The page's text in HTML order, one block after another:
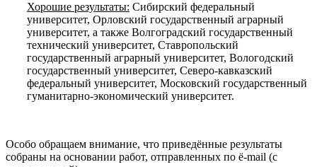
Хорошие результаты: Сибирский федеральный
университет, Орловский государственный аграрный
университет, а также Волгоградский государственный
технический университет, Ставропольский
государственный аграрный университет, Вологодский
государственный университет, Северо-кавказский
федеральный университет, Московский государственный
гуманитарно-экономический университет.
Особо обращаем внимание, что приведённые результаты
собраны на основании работ, отправленных по ё-mail (с